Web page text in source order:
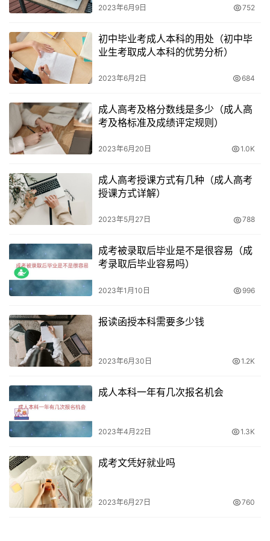
2023年6月9日 752
初中毕业考成人本科的用处（初中毕
业生考取成人本科的优势分析）
2023年6月2日 684
成人高考及格分数线是多少（成人高
考及格标准及成绩评定规则）
2023年6月20日 1.0K
成人高考授课方式有几种（成人高考
授课方式详解）
2023年5月27日 788
成考被录取后毕业是不是很容易（成
考录取后毕业容易吗）
2023年1月10日 996
报读函授本科需要多少钱
2023年6月30日 1.2K
成人本科一年有几次报名机会
2023年4月22日 1.3K
成考文凭好就业吗
2023年6月27日 760